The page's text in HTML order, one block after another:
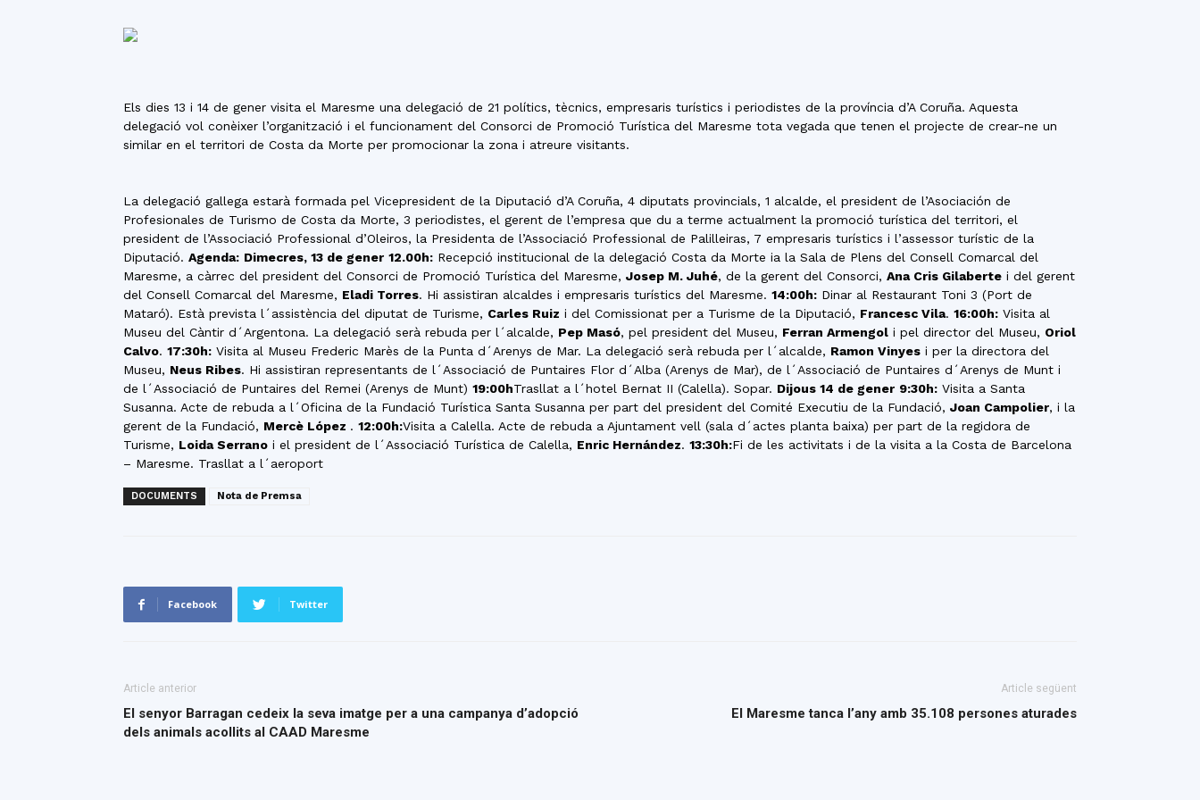
Maresme
Els dies 13 i 14 de gener visita el Maresme una delegació de 21 polítics, tècnics, empresaris turístics i periodistes de la província d’A Coruña. Aquesta
delegació vol conèixer l’organització i el funcionament del Consorci de Promoció Turística del Maresme tota vegada que tenen el projecte de crear-ne un
similar en el territori de Costa da Morte per promocionar la zona i atreure visitants.
La delegació gallega estarà formada pel Vicepresident de la Diputació d’A Coruña, 4 diputats provincials, 1 alcalde, el president de l’Asociación de
Profesionales de Turismo de Costa da Morte, 3 periodistes, el gerent de l’empresa que du a terme actualment la promoció turística del territori, el
president de l’Associació Professional d’Oleiros, la Presidenta de l’Associació Professional de Palilleiras, 7 empresaris turístics i l’assessor turístic de la
Diputació. Agenda: Dimecres, 13 de gener 12.00h: Recepció institucional de la delegació Costa da Morte ia la Sala de Plens del Consell Comarcal del
Maresme, a càrrec del president del Consorci de Promoció Turística del Maresme, Josep M. Juhé, de la gerent del Consorci, Ana Cris Gilaberte i del gerent
del Consell Comarcal del Maresme, Eladi Torres. Hi assistiran alcaldes i empresaris turístics del Maresme. 14:00h: Dinar al Restaurant Toni 3 (Port de
Mataró). Està prevista l´assistència del diputat de Turisme, Carles Ruiz i del Comissionat per a Turisme de la Diputació, Francesc Vila. 16:00h: Visita al
Museu del Càntir d´Argentona. La delegació serà rebuda per l´alcalde, Pep Masó, pel president del Museu, Ferran Armengol i pel director del Museu, Oriol
Calvo. 17:30h: Visita al Museu Frederic Marès de la Punta d´Arenys de Mar. La delegació serà rebuda per l´alcalde, Ramon Vinyes i per la directora del
Museu, Neus Ribes. Hi assistiran representants de l´Associació de Puntaires Flor d´Alba (Arenys de Mar), de l´Associació de Puntaires d´Arenys de Munt i
de l´Associació de Puntaires del Remei (Arenys de Munt) 19:00hTrasllat a l´hotel Bernat II (Calella). Sopar. Dijous 14 de gener 9:30h: Visita a Santa
Susanna. Acte de rebuda a l´Oficina de la Fundació Turística Santa Susanna per part del president del Comité Executiu de la Fundació, Joan Campolier, i la
gerent de la Fundació, Mercè López . 12:00h:Visita a Calella. Acte de rebuda a Ajuntament vell (sala d´actes planta baixa) per part de la regidora de
Turisme, Loida Serrano i el president de l´Associació Turística de Calella, Enric Hernández. 13:30h:Fi de les activitats i de la visita a la Costa de Barcelona
– Maresme. Trasllat a l´aeroport
DOCUMENTS Nota de Premsa
Facebook Twitter
Article anterior
El senyor Barragan cedeix la seva imatge per a una campanya d’adopció
dels animals acollits al CAAD Maresme
Article següent
El Maresme tanca l’any amb 35.108 persones aturades